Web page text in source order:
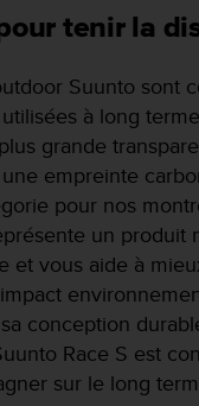
tenir la
Suunto sont
à long
grande
empreinte
pour nos
un produit
et vous aide à
conception
Race S est
sur le long